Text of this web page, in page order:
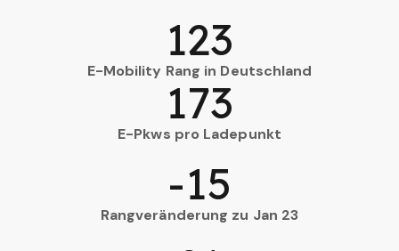
E-Mobility Rang in Deutschland
123
E-Pkws pro Ladepunkt
173
Rangveränderung zu Jan 23
-15